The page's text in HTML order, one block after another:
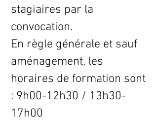
stagiaires par la
convocation.
En règle générale et sauf
aménagement, les
horaires de formation sont
: 9h00-12h30 / 13h30-
17h00